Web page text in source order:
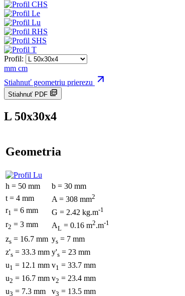
Profil:
mm cm
Stiahnuť geometriu prierezu
Stiahnuť PDF
L 50x30x4
Geometria
h = 50 mm
b = 30 mm
t = 4 mm
A = 308 mm2
r1 = 6 mm G = 2.42 kg.m-1
r2 = 3 mm AL = 0.16 m2.m-1
zs = 16.7 mm ys = 7 mm
z's = 33.3 mm y's = 23 mm
u1 = 12.1 mm v1 = 33.7 mm
u2 = 16.7 mm v2 = 23.4 mm
u3 = 7.3 mm v3 = 13.5 mm